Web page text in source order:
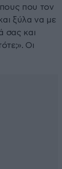
που τον
ξύλα να με
σας και
Οι